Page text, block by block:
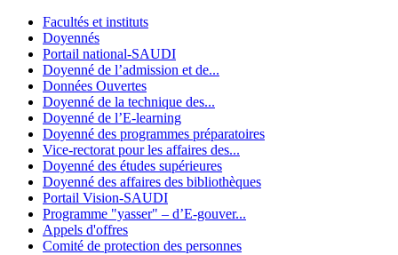
Facultés et instituts
Doyennés
Portail national-SAUDI
Doyenné de l’admission et de...
Données Ouvertes
Doyenné de la technique des...
Doyenné de l’E-learning
Doyenné des programmes préparatoires
Vice-rectorat pour les affaires des...
Doyenné des études supérieures
Doyenné des affaires des bibliothèques
Portail Vision-SAUDI
Programme "yasser" – d’E-gouver...
Appels d'offres
Comité de protection des personnes